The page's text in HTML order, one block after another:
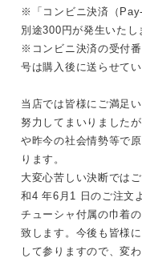
※「コンビニ決済（
別途300円が発生いたし
※コンビニ決済の受付
号は購入後に送らせて
当店では皆様にご満足
努力してまいりました
や昨今の社会情勢等で
ります。
大変心苦しい決断では
和4 年6月1 日のご注文
チューシャ付属の巾着
致します。今後も皆様
して参りますので、変